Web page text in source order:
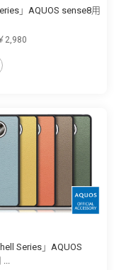
」AQUOS sense8用
2,980
Series」AQUOS